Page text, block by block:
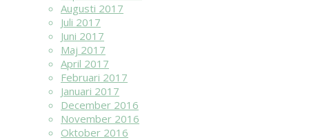
Augusti 2017
Juli 2017
Juni 2017
Maj 2017
April 2017
Februari 2017
Januari 2017
December 2016
November 2016
Oktober 2016